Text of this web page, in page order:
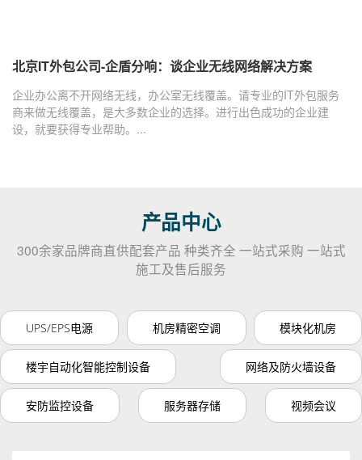
北京IT外包公司-企盾分响：谈企业无线网络解决方案
企业办公离不开网络无线，办公室无线覆盖。请专业的IT外包服务
商来做无线覆盖，是大多数企业的选择。进行出色成功的企业建
设，就要获得专业帮助。...
产品中心
300余家品牌商直供配套产品 种类齐全 一站式采购 一站式
施工及售后服务
UPS/EPS电源 机房精密空调 模块化机房
楼宇自动化智能控制设备 网络及防火墙设备
安防监控设备 服务器存储 视频会议